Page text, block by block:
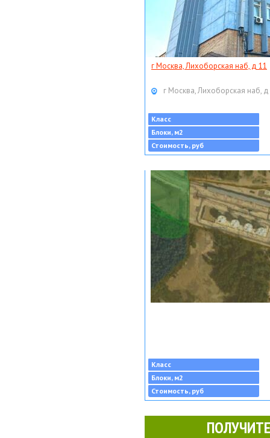
г Москва, Лихоборская наб, д 11
г Москва, Лихоборская наб,
Класс
Блоки, м2
Стоимость, руб
Класс
Блоки, м2
Стоимость, руб